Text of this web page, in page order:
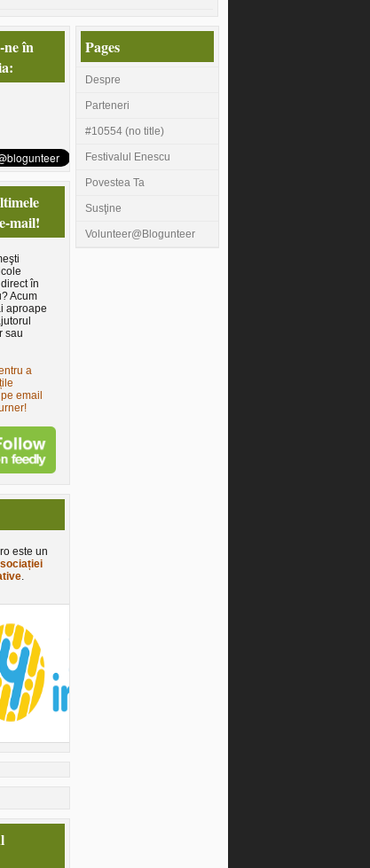
ne în
mail!
în
Acum
aproape
sau
a
email
este un
.
Pages
Despre
Parteneri
#10554 (no title)
Festivalul Enescu
Povestea Ta
Susţine
Volunteer@Blogunteer